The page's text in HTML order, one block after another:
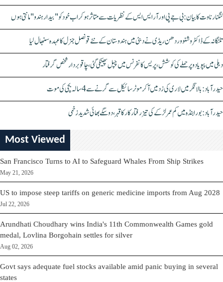
کنگنا رناوت کا بیان: بی جے پی اور آر ایس ایس کے نظریات سے متاثر ہو کر اب خود کو "بیدار ہندو" مانتی ہوں
تلنگانہ کے ڈاکٹر وشنو وردھن ریڈی نے دبئی میں ہندوستان کے نئے قونصل جنرل کا عہدہ سنبھال لیا
دہلی میں پپو یادو پر حملے کی کوشش، پریس کانفرنس میں چپل پھینکی گئی، چاقو بردار شخص گرفتار
حیدرآباد: بالا نگر میں لاری کی زد میں آکر موٹرسائیکل سے گرنے سے 4 سالہ بچی کی موت
حیدرآباد: بورابنڈہ میں کم عمر لڑکے کی تیز رفتار کار کا قہر، دو سگے بھائی شدید زخمی
Most Viewed
San Francisco Turns to AI to Safeguard Whales From Ship Strikes
May 21, 2026
US to impose steep tariffs on generic medicine imports from Aug 2028
Jul 22, 2026
Arundhati Choudhary wins India's 11th Commonwealth Games gold
medal, Lovlina Borgohain settles for silver
Aug 02, 2026
Govt says adequate fuel stocks available amid panic buying in several
states